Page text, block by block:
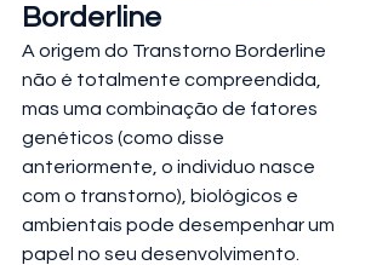
Borderline
A origem do Transtorno Borderline
não é totalmente compreendida,
mas uma combinação de fatores
genéticos (como disse
anteriormente, o individuo nasce
com o transtorno), biológicos e
ambientais pode desempenhar um
papel no seu desenvolvimento.